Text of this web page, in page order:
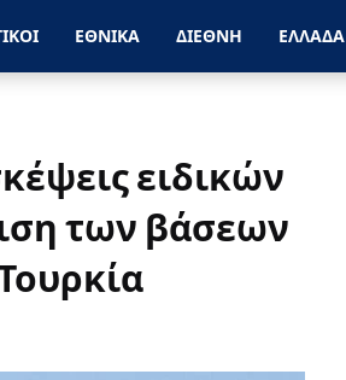
ΕΘΝΙΚΑ ΔΙΕΘΝΗ ΕΛΛΑΔΑ
ειδικών
των βάσεων